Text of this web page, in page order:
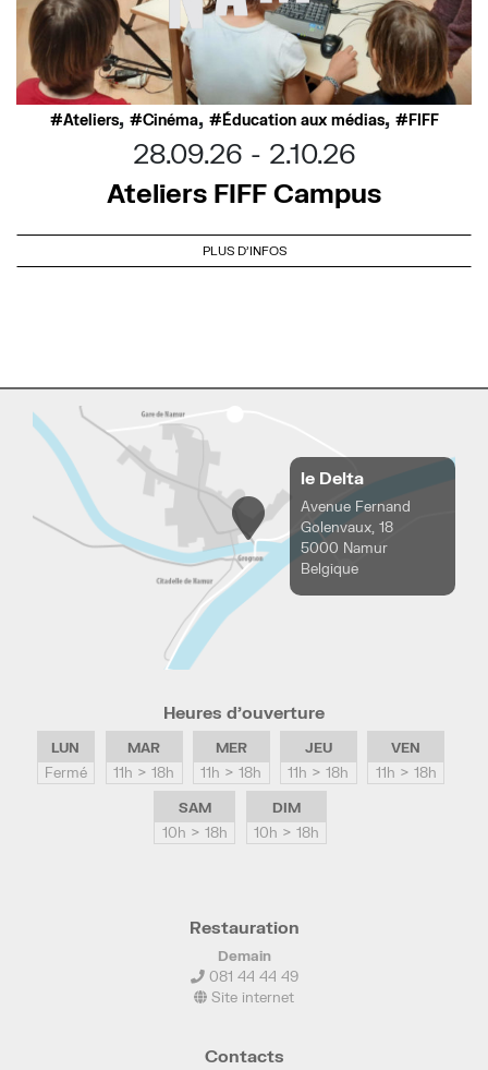
Ateliers, Cinéma, Éducation aux médias, FIFF
28.09.26
2.10.26
Ateliers FIFF Campus
PLUS D'INFOS
le Delta
Avenue Fernand
Golenvaux, 18
5000 Namur
Belgique
Heures d’ouverture
LUN
Fermé
MAR
11h > 18h
MER
11h > 18h
JEU
11h > 18h
VEN
11h > 18h
SAM
10h > 18h
DIM
10h > 18h
Restauration
Demain
081 44 44 49
Site internet
Contacts